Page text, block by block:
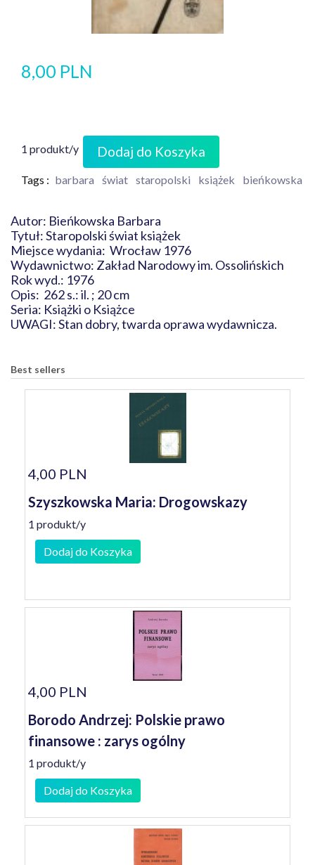
8,00 PLN
1 produkt/y Dodaj do Koszyka
Tags : barbara świat staropolski książek bieńkowska
Autor: Bieńkowska Barbara
Tytuł: Staropolski świat książek
Miejsce wydania: Wrocław 1976
Wydawnictwo: Zakład Narodowy im. Ossolińskich
Rok wyd.: 1976
Opis: 262 s.: il. ; 20 cm
Seria: Książki o Książce
UWAGI: Stan dobry, twarda oprawa wydawnicza.
Best sellers
4,00 PLN
Szyszkowska Maria: Drogowskazy
1 produkt/y
Dodaj do Koszyka
4,00 PLN
Borodo Andrzej: Polskie prawo
finansowe : zarys ogólny
1 produkt/y
Dodaj do Koszyka